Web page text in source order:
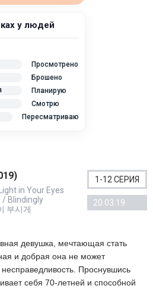
у людей
Просмотрено
Брошено
Планирую
Смотрю
Пересматриваю
in Your Eyes
/ Blindingly
부시게
1-12 СЕРИЯ
20.03.19
девушка, мечтающая стать
и добрая она не может
Проснувшись
себя 70-летней и способной